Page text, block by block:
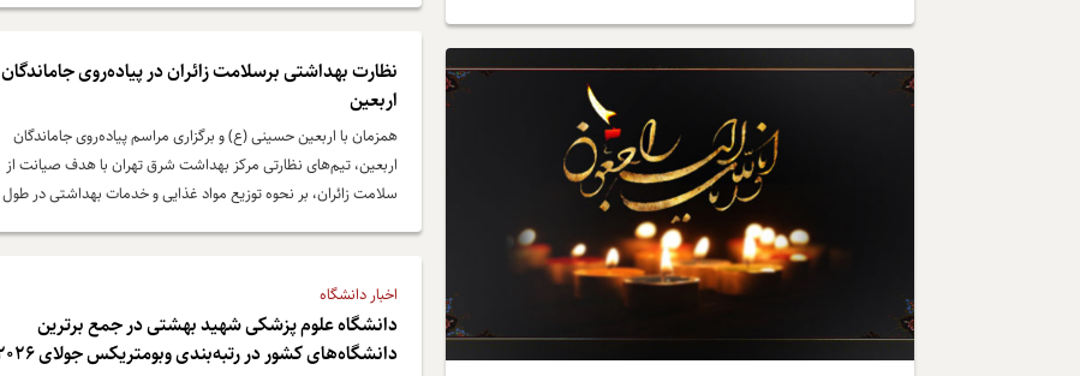
نظارت بهداشتی برسلامت زائران در پیاده‌روی جاماندگان
اربعین
همزمان با اربعین حسینی (ع) و برگزاری مراسم پیاده‌روی جاماندگان
اربعین، تیم‌های نظارتی مرکز بهداشت شرق تهران با هدف صیانت از
سلامت زائران، بر نحوه توزیع مواد غذایی و خدمات بهداشتی در طول
اخبار دانشگاه
دانشگاه علوم پزشکی شهید بهشتی در جمع برترین
دانشگاه‌های کشور در رتبه‌بندی وبومتریکس جولای ۲۰۲۶